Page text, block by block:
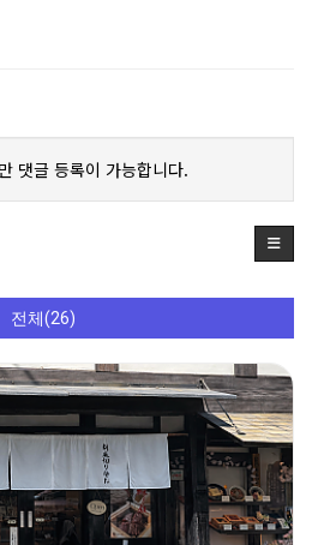
댓글 등록이 가능합니다.
전체(26)